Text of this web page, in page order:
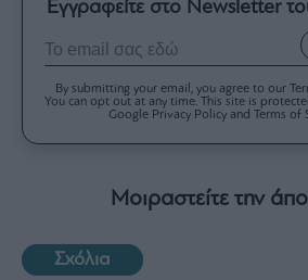
Εγγραφείτε στο Newsletter
By submitting your email, you agree to our
You can opt out at any time. This site is
Google Privacy Policy and Terms of
Μοιραστείτε την
Σχόλια